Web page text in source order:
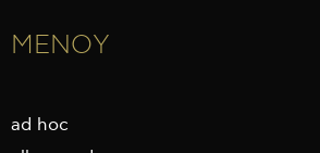
ΜΕΝΟΥ
ad hoc